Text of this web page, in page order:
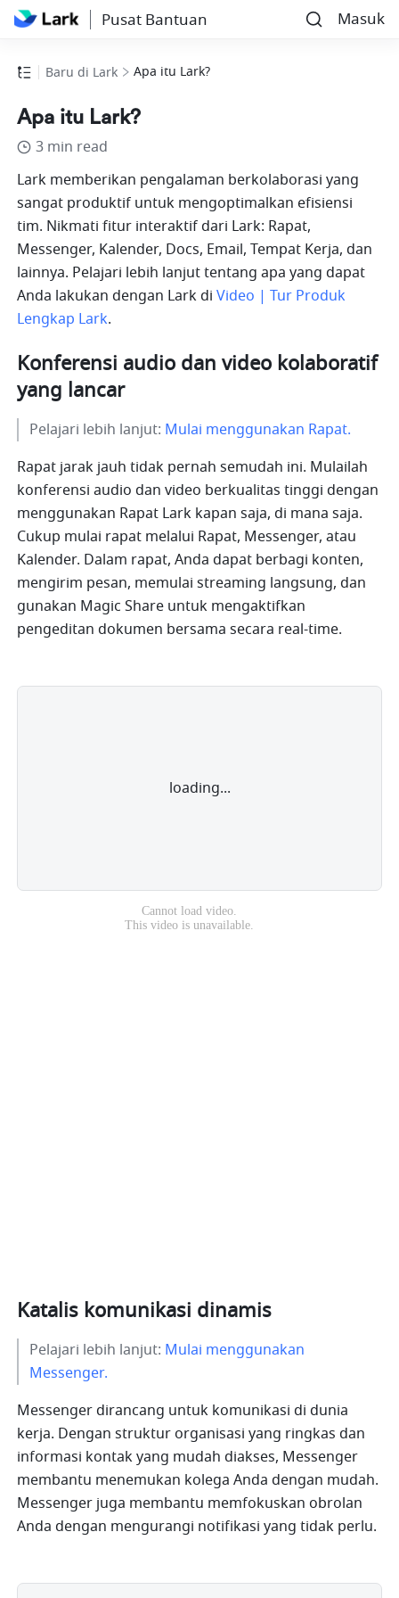
Pusat Bantuan Masuk
Baru di Lark Apa itu Lark?
Apa itu Lark?
3 min read
Lark memberikan pengalaman berkolaborasi yang
sangat produktif untuk mengoptimalkan efisiensi
tim. Nikmati fitur interaktif dari Lark: Rapat,
Messenger, Kalender, Docs, Email, Tempat Kerja, dan
lainnya. Pelajari lebih lanjut tentang apa yang dapat
Anda lakukan dengan Lark di Video | Tur Produk
Lengkap Lark.
Konferensi audio dan video kolaboratif
yang lancar
Pelajari lebih lanjut: Mulai menggunakan Rapat.
Rapat jarak jauh tidak pernah semudah ini. Mulailah
konferensi audio dan video berkualitas tinggi dengan
menggunakan Rapat Lark kapan saja, di mana saja.
Cukup mulai rapat melalui Rapat, Messenger, atau
Kalender. Dalam rapat, Anda dapat berbagi konten,
mengirim pesan, memulai streaming langsung, dan
gunakan Magic Share untuk mengaktifkan
pengeditan dokumen bersama secara real-time.
loading...
Katalis komunikasi dinamis
Pelajari lebih lanjut: Mulai menggunakan
Messenger.
Messenger dirancang untuk komunikasi di dunia
kerja. Dengan struktur organisasi yang ringkas dan
informasi kontak yang mudah diakses, Messenger
membantu menemukan kolega Anda dengan mudah.
Messenger juga membantu memfokuskan obrolan
Anda dengan mengurangi notifikasi yang tidak perlu.